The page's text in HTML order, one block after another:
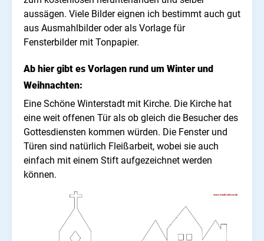
aussägen. Viele Bilder eignen ich bestimmt auch gut
aus Ausmahlbilder oder als Vorlage für
Fensterbilder mit Tonpapier.
Ab hier gibt es Vorlagen rund um Winter und
Weihnachten:
Eine Schöne Winterstadt mit Kirche. Die Kirche hat
eine weit offenen Tür als ob gleich die Besucher des
Gottesdiensten kommen würden. Die Fenster und
Türen sind natürlich Fleißarbeit, wobei sie auch
einfach mit einem Stift aufgezeichnet werden
können.